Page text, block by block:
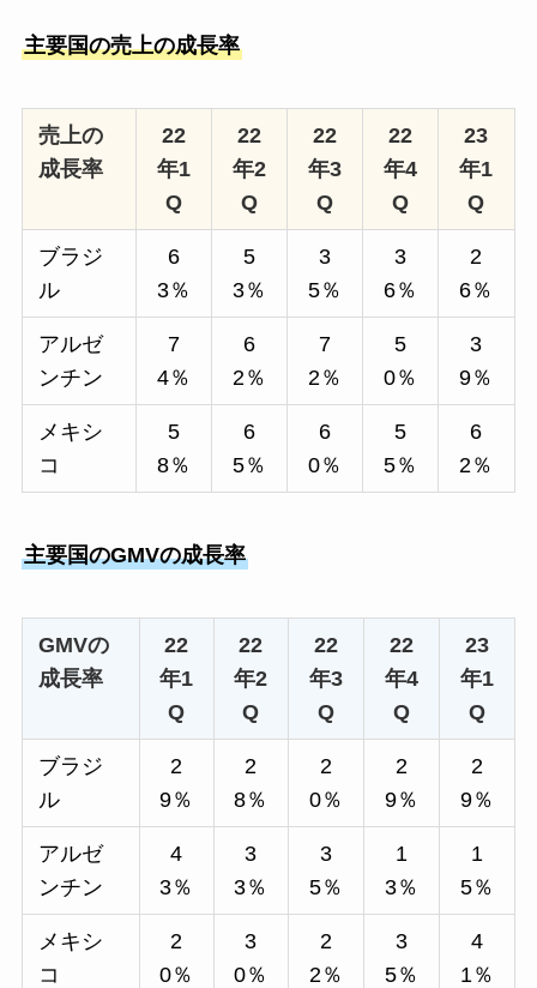
主要国の売上の成長率
売上の
成長率
22
年1
Q
22
年2
Q
22
年3
Q
22
年4
Q
23
年1
Q
ブラジ
ル
6
3％
5
3％
3
5％
3
6％
2
6％
アルゼ
ンチン
7
4％
6
2％
7
2％
5
0％
3
9％
メキシ
コ
5
8％
6
5％
6
0％
5
5％
6
2％
主要国のGMVの成長率
GMVの
成長率
22
年1
Q
22
年2
Q
22
年3
Q
22
年4
Q
23
年1
Q
ブラジ
ル
2
9％
2
8％
2
0％
2
9％
2
9％
アルゼ
ンチン
4
3％
3
3％
3
5％
1
3％
1
5％
メキシ
コ
2
0％
3
0％
2
2％
3
5％
4
1％